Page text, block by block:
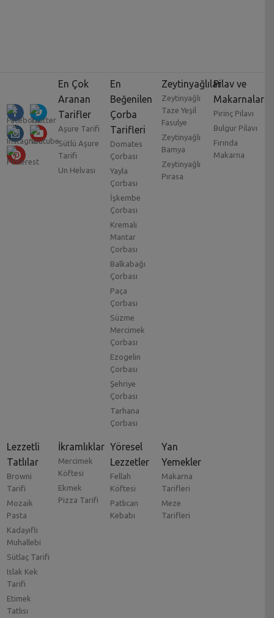
En Çok
Aranan
Tarifler
Aşure Tarifi
Sütlü Aşure
Tarifi
Un Helvası
En
Beğenilen
Çorba
Tarifleri
Domates
Çorbası
Yayla
Çorbası
İşkembe
Çorbası
Kremalı
Mantar
Çorbası
Balkabağı
Çorbası
Paça
Çorbası
Süzme
Mercimek
Çorbası
Ezogelin
Çorbası
Şehriye
Çorbası
Tarhana
Çorbası
Zeytinyağlılar
Zeytinyağlı
Taze Yeşil
Fasulye
Zeytinyağlı
Bamya
Zeytinyağlı
Pırasa
Pilav ve
Makarnalar
Pirinç Pilavı
Bulgur Pilavı
Fırında
Makarna
Lezzetli
Tatlılar
Browni
Tarifi
Mozaik
Pasta
Kadayıflı
Muhallebi
Sütlaç Tarifi
Islak Kek
Tarifi
Etimek
Tatlısı
İkramlıklar
Mercimek
Köftesi
Ekmek
Pizza Tarifi
Yöresel
Lezzetler
Fellah
Köftesi
Patlıcan
Kebabı
Yan
Yemekler
Makarna
Tarifleri
Meze
Tarifleri